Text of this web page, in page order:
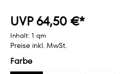
UVP 64,50 €*
Inhalt: 1 qm
Preise inkl. MwSt.
Farbe